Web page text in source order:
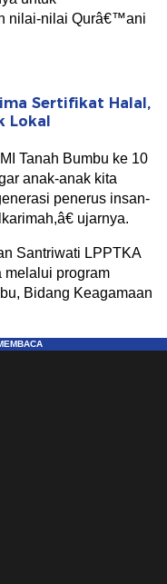
nilai-nilai Qurâ€™ani
Sertifikat Halal,
Lokal
Tanah Bumbu ke 10
anak-anak kita
penerus insan-
ujarnya.
Santriwati LPPTKA
melalui program
Bidang Keagamaan